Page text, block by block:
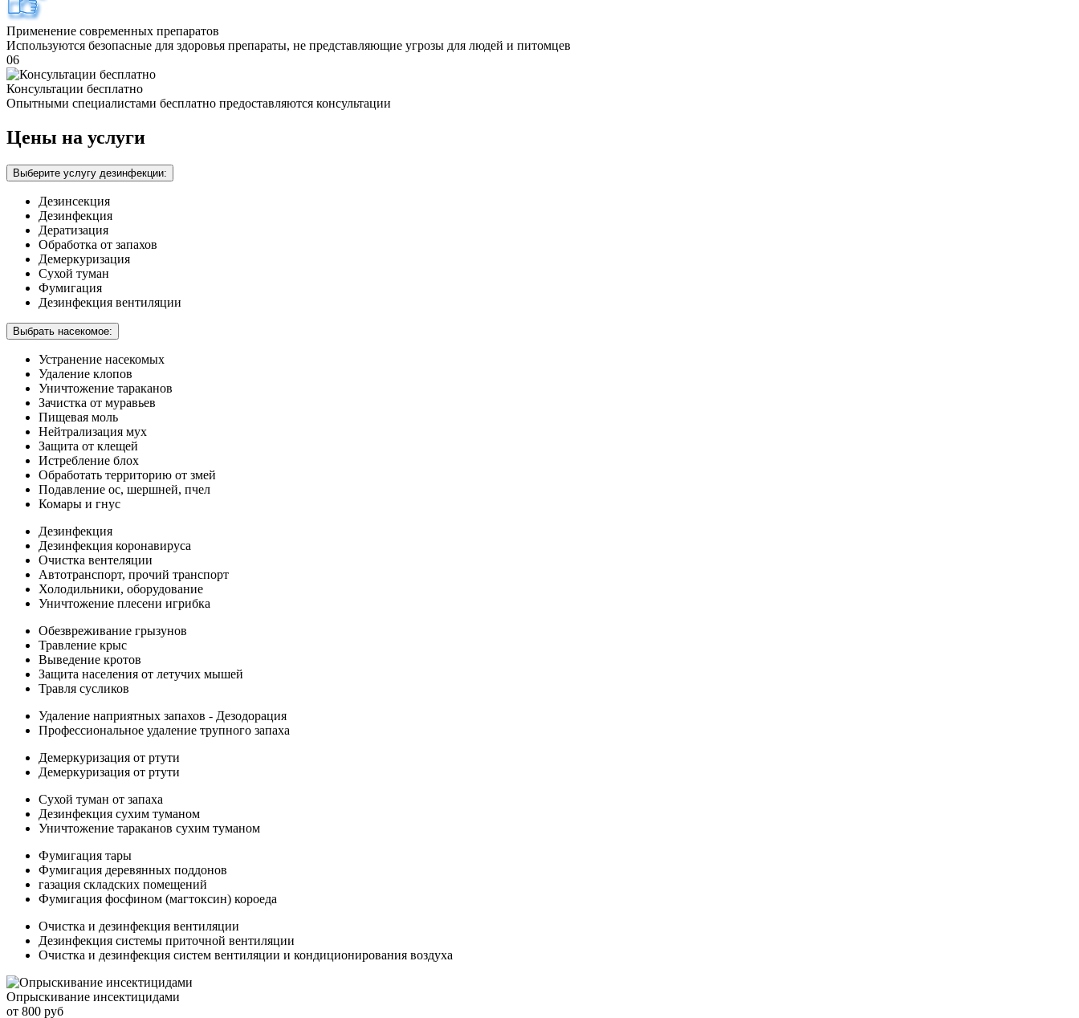
Применение современных препаратов
Используются безопасные для здоровья препараты, не представляющие угрозы для людей и питомцев
06
Консультации бесплатно
Опытными специалистами бесплатно предоставляются консультации
Цены на услуги
Выберите услугу дезинфекции:
Дезинсекция
Дезинфекция
Дератизация
Обработка от запахов
Демеркуризация
Сухой туман
Фумигация
Дезинфекция вентиляции
Выбрать насекомое:
Устранение насекомых
Удаление клопов
Уничтожение тараканов
Зачистка от муравьев
Пищевая моль
Нейтрализация мух
Защита от клещей
Истребление блох
Обработать территорию от змей
Подавление ос, шершней, пчел
Комары и гнус
Дезинфекция
Дезинфекция коронавируса
Очистка вентеляции
Автотранспорт, прочий транспорт
Холодильники, оборудование
Уничтожение плесени игрибка
Обезвреживание грызунов
Травление крыс
Выведение кротов
Защита населения от летучих мышей
Травля сусликов
Удаление наприятных запахов - Дезодорация
Профессиональное удаление трупного запаха
Демеркуризация от ртути
Демеркуризация от ртути
Сухой туман от запаха
Дезинфекция сухим туманом
Уничтожение тараканов сухим туманом
Фумигация тары
Фумигация деревянных поддонов
газация складских помещений
Фумигация фосфином (магтоксин) короеда
Очистка и дезинфекция вентиляции
Дезинфекция системы приточной вентиляции
Очистка и дезинфекция систем вентиляции и кондиционирования воздуха
Опрыскивание инсектицидами
от 800 руб